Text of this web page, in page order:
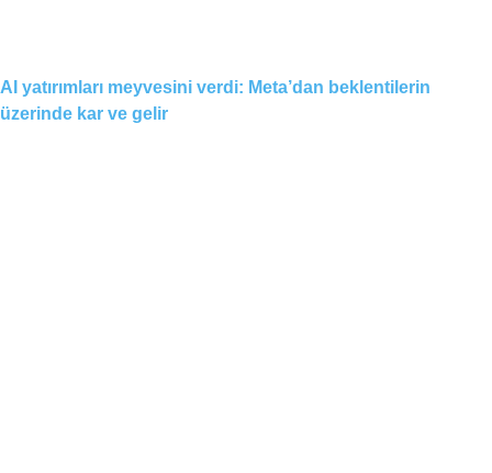
AI yatırımları meyvesini verdi: Meta’dan beklentilerin
üzerinde kar ve gelir